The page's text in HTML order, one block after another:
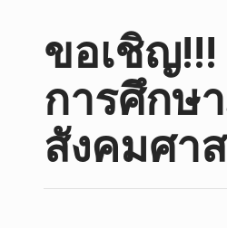
ขอเชิญ
การศึกษ
สังคมศา